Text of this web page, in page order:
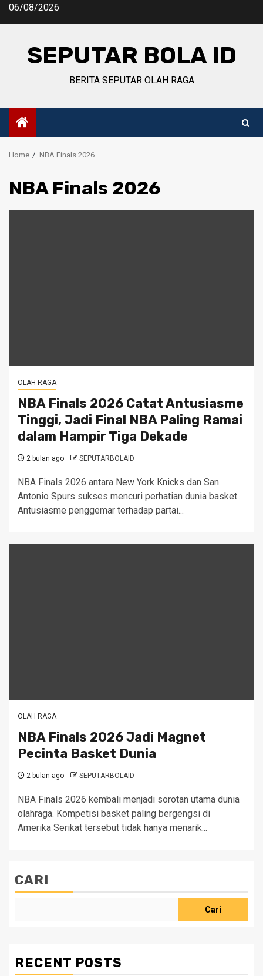
Skip06/08/2026
SEPUTAR BOLA ID
BERITA SEPUTAR OLAH RAGA
Home NBA Finals 2026
NBA Finals 2026
OLAH RAGA
NBA Finals 2026 Catat Antusiasme
Tinggi, Jadi Final NBA Paling Ramai
dalam Hampir Tiga Dekade
2 bulan ago SEPUTARBOLAID
NBA Finals 2026 antara New York Knicks dan San
Antonio Spurs sukses mencuri perhatian dunia basket.
Antusiasme penggemar terhadap partai...
OLAH RAGA
NBA Finals 2026 Jadi Magnet
Pecinta Basket Dunia
2 bulan ago SEPUTARBOLAID
NBA Finals 2026 kembali menjadi sorotan utama dunia
olahraga. Kompetisi basket paling bergengsi di
Amerika Serikat tersebut tidak hanya menarik...
CARI
Cari
RECENT POSTS